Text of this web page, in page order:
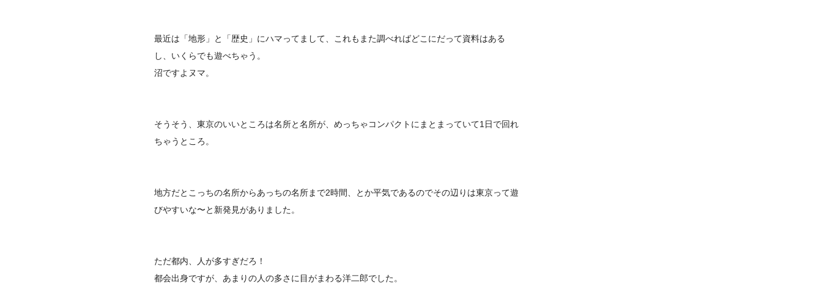
最近は「地形」と「歴史」にハマってまして、これもまた調べればどこにだって資料はある
し、いくらでも遊べちゃう。
沼ですよヌマ。
そうそう、東京のいいところは名所と名所が、めっちゃコンパクトにまとまっていて1日で回れ
ちゃうところ。
地方だとこっちの名所からあっちの名所まで2時間、とか平気であるのでその辺りは東京って遊
びやすいな〜と新発見がありました。
ただ都内、人が多すぎだろ！
都会出身ですが、あまりの人の多さに目がまわる洋二郎でした。